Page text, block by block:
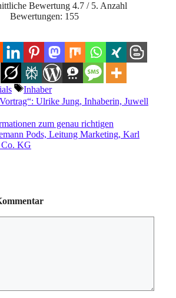
Bewertung 4.7 / 5. Anzahl
Bewertungen: 155
Schlagwörter
Inhaber
Ulrike Jung, Inhaberin, Juwell
zum genau richtigen
Pods, Leitung Marketing, Karl
KG